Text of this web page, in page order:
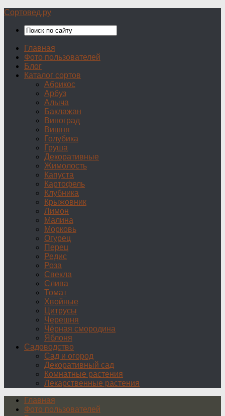
Сортовед.ру
Главная
Фото пользователей
Блог
Каталог сортов
Абрикос
Арбуз
Алыча
Баклажан
Виноград
Вишня
Голубика
Груша
Декоративные
Жимолость
Капуста
Картофель
Клубника
Крыжовник
Лимон
Малина
Морковь
Огурец
Перец
Редис
Роза
Свекла
Слива
Томат
Хвойные
Цитрусы
Черешня
Чёрная смородина
Яблоня
Садоводство
Сад и огород
Декоративный сад
Комнатные растения
Лекарственные растения
Главная
Фото пользователей